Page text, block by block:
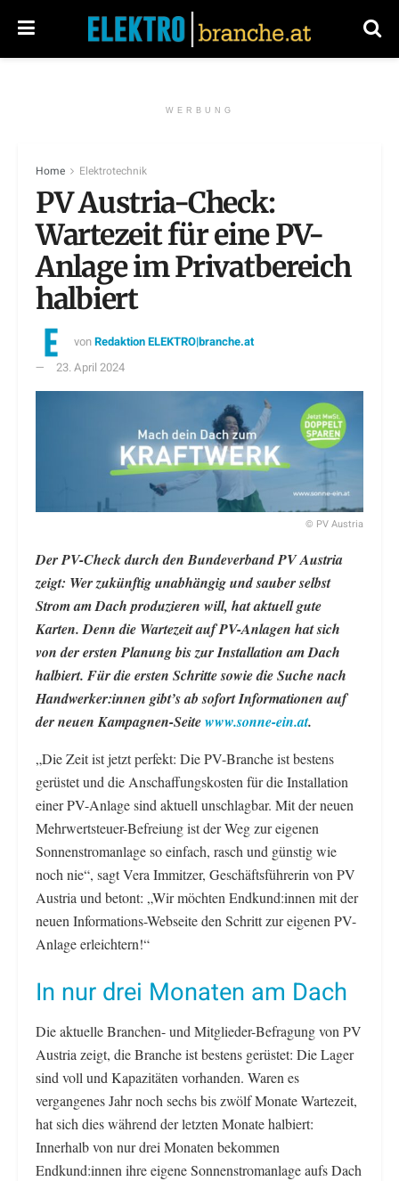
WERBUNG
Home Elektrotechnik
PV Austria-Check:
Wartezeit für eine PV-
Anlage im Privatbereich
halbiert
vonRedaktion ELEKTRO|branche.at
23. April 2024
© PV Austria
Der PV-Check durch den Bundeverband PV Austria
zeigt: Wer zukünftig unabhängig und sauber selbst
Strom am Dach produzieren will, hat aktuell gute
Karten. Denn die Wartezeit auf PV-Anlagen hat sich
von der ersten Planung bis zur Installation am Dach
halbiert. Für die ersten Schritte sowie die Suche nach
Handwerker:innen gibt’s ab sofort Informationen auf
der neuen Kampagnen-Seitewww.sonne-ein.at.
„Die Zeit ist jetzt perfekt: Die PV-Branche ist bestens
gerüstet und die Anschaffungskosten für die Installation
einer PV-Anlage sind aktuell unschlagbar. Mit der neuen
Mehrwertsteuer-Befreiung ist der Weg zur eigenen
Sonnenstromanlage so einfach, rasch und günstig wie
noch nie“, sagt Vera Immitzer, Geschäftsführerin von PV
Austria und betont: „Wir möchten Endkund:innen mit der
neuen Informations-Webseite den Schritt zur eigenen PV-
Anlage erleichtern!“
In nur drei Monaten am Dach
Die aktuelle Branchen- und Mitglieder-Befragung von PV
Austria zeigt, die Branche ist bestens gerüstet: Die Lager
sind voll und Kapazitäten vorhanden. Waren es
vergangenes Jahr noch sechs bis zwölf Monate Wartezeit,
hat sich dies während der letzten Monate halbiert:
Innerhalb von nur drei Monaten bekommen
Endkund:innen ihre eigene Sonnenstromanlage aufs Dach